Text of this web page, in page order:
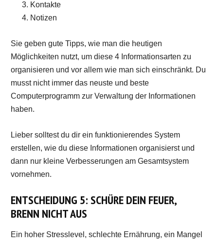
Kontakte
Notizen
Sie geben gute Tipps, wie man die heutigen
Möglichkeiten nutzt, um diese 4 Informationsarten zu
organisieren und vor allem wie man sich einschränkt. Du
musst nicht immer das neuste und beste
Computerprogramm zur Verwaltung der Informationen
haben.
Lieber solltest du dir ein funktionierendes System
erstellen, wie du diese Informationen organisierst und
dann nur kleine Verbesserungen am Gesamtsystem
vornehmen.
ENTSCHEIDUNG 5: SCHÜRE DEIN FEUER,
BRENN NICHT AUS
Ein hoher Stresslevel, schlechte Ernährung, ein Mangel